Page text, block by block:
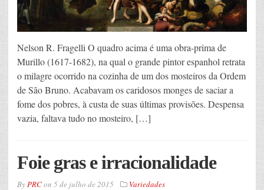
Nelson R. Fragelli O quadro acima é uma obra-prima de
Murillo (1617-1682), na qual o grande pintor espanhol retrata
o milagre ocorrido na cozinha de um dos mosteiros da Ordem
de São Bruno. Acabavam os caridosos monges de saciar a
fome dos pobres, à custa de suas últimas provisões. Despensa
vazia, faltava tudo no mosteiro, […]
Foie gras e irracionalidade
ByPRCon 5 de julho de 2015 Variedades